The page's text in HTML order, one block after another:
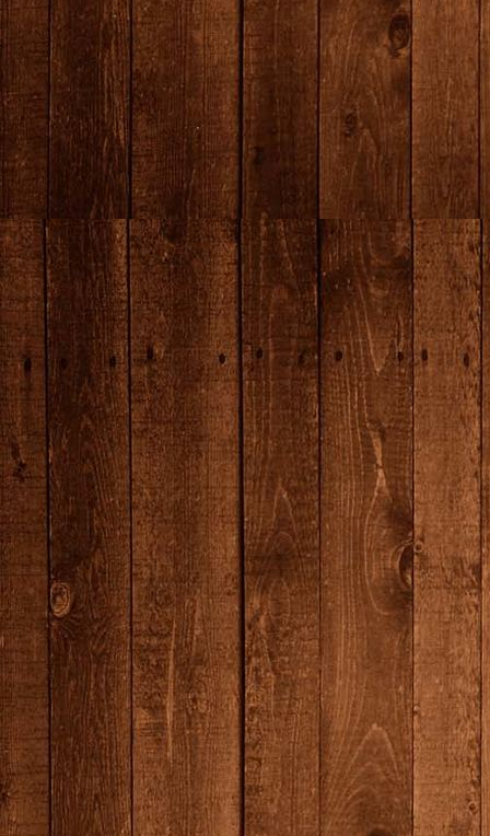
7N0A6806